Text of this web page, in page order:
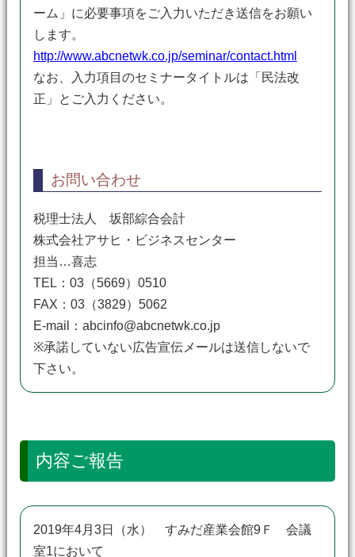
ーム」に必要事項をご入力いただき送信をお願い
します。
http://www.abcnetwk.co.jp/seminar/contact.html
なお、入力項目のセミナータイトルは「民法改
正」とご入力ください。
お問い合わせ
税理士法人 坂部綜合会計
株式会社アサヒ・ビジネスセンター
担当…喜志
TEL：03（5669）0510
FAX：03（3829）5062
E-mail：abcinfo@abcnetwk.co.jp
※承諾していない広告宣伝メールは送信しないで
下さい。
内容ご報告
2019年4月3日（水） すみだ産業会館9Ｆ 会議
室1において